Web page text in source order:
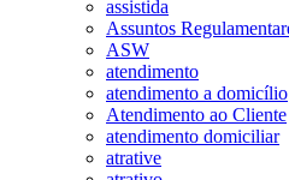
assistida
Assuntos
ASW
atendimento
atendimento a domicílio
Atendimento ao Cliente
atendimento domiciliar
atrative